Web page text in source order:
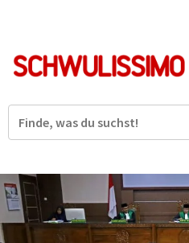
Suche